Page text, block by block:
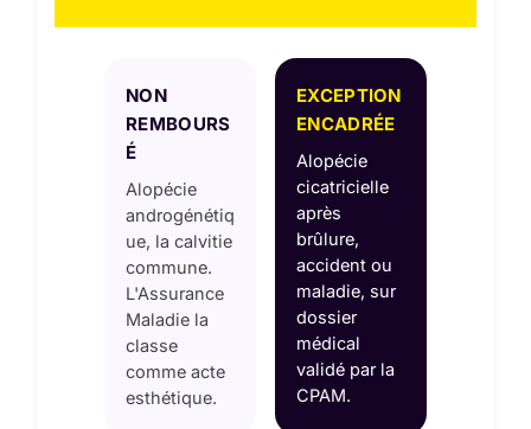
NON
REMBOURS
É
Alopécie
androgénétiq
ue, la calvitie
commune.
L'Assurance
Maladie la
classe
comme acte
esthétique.
EXCEPTION
ENCADRÉE
Alopécie
cicatricielle
après
brûlure,
accident ou
maladie, sur
dossier
médical
validé par la
CPAM.